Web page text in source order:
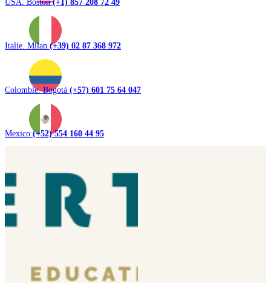
Italie. Milan (+39) 02 87 368 972
Colombie. Bogotá (+57) 601 75 64 047
Mexico (+52) 554 160 44 95